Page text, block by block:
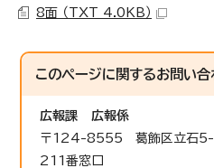
8面 （TXT 4.0KB）
このページに関するお問い合
広報課
広報係
〒124-8555 葛飾区立石
211番窓口